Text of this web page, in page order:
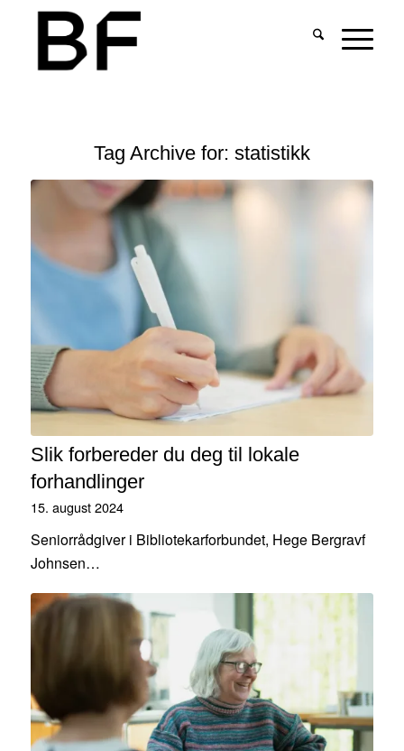
Tag Archive for: statistikk
Slik forbereder du deg til lokale
forhandlinger
15. august 2024
Seniorrådgiver i Bibliotekarforbundet, Hege Bergravf
Johnsen…